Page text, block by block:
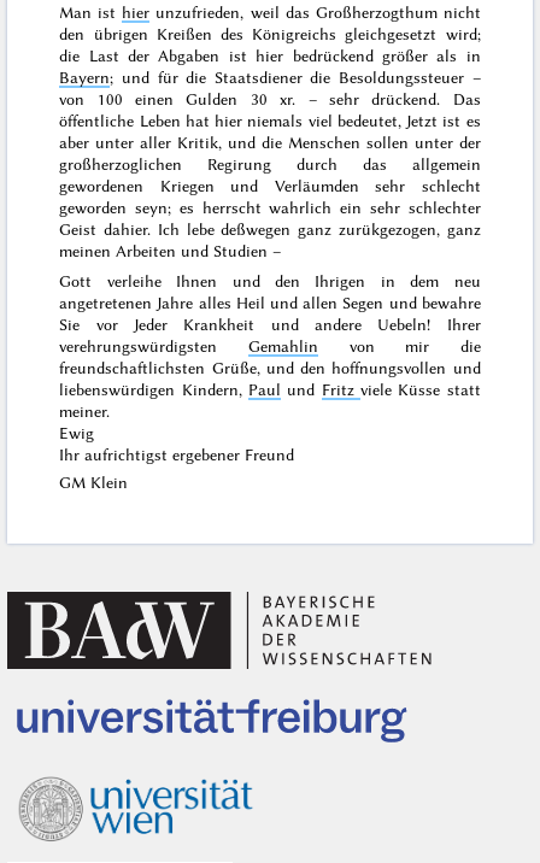
Man ist hier unzufrieden, weil das Großherzogthum nicht
den übrigen Kreißen des Königreichs gleichgesetzt wird;
die Last der Abgaben ist hier bedrückend größer als in
Bayern; und für die Staatsdiener die Besoldungssteuer –
von 100 einen Gulden 30 xr. – sehr drückend. Das
öffentliche Leben hat hier niemals viel bedeutet, Jetzt ist es
aber unter aller Kritik, und die Menschen sollen unter der
großherzoglichen Regirung durch das allgemein
gewordenen Kriegen und Verläumden sehr schlecht
geworden seyn; es herrscht wahrlich ein sehr schlechter
Geist dahier. Ich lebe deßwegen ganz zurükgezogen, ganz
meinen Arbeiten und Studien –
Gott verleihe Ihnen und den Ihrigen in dem neu
angetretenen Jahre alles Heil und allen Segen und bewahre
Sie vor Jeder Krankheit und andere Uebeln! Ihrer
verehrungswürdigsten Gemahlin von mir die
freundschaftlichsten Grüße, und den hoffnungsvollen und
liebenswürdigen Kindern, Paul und Fritzviele Küsse statt
meiner.
Ewig
Ihr aufrichtigst ergebener Freund
GM Klein